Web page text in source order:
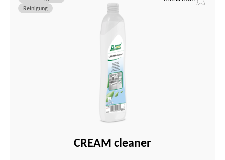
CREAM cleaner
Reinigung